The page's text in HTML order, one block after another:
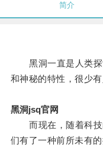
简介
黑洞一直是人类探
和神秘的特性，很少
黑洞jsq官网
而现在，随着科技
们有了一种前所未有的